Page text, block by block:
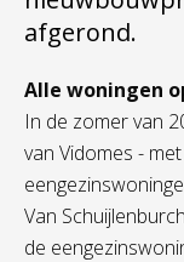
afgerond.
Alle woningen
In de zomer van
van Vidomes -
Van
de